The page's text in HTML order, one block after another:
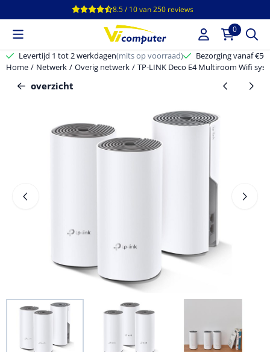
Cookievoorkeuren zijn beschikbaar. Kies instellingen of sta alle
8.5 / 10van250reviews
0
Levertijd 1 tot 2 werkdagen(mits op voorraad)
Bezorging vanaf
Home / Netwerk / Overig netwerk / TP-LINK Deco E4 Multiroom Wifi
overzicht